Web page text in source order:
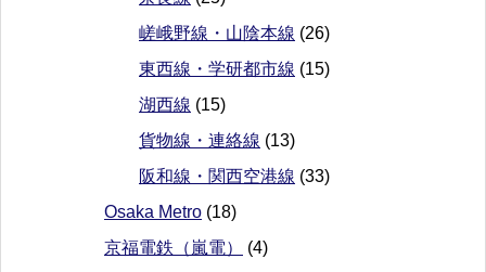
嵯峨野線・山陰本線 (26)
東西線・学研都市線 (15)
湖西線 (15)
貨物線・連絡線 (13)
阪和線・関西空港線 (33)
Osaka Metro (18)
京福電鉄（嵐電）
(4)